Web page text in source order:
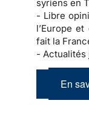
syriens en
- Libre
l’Europe
fait la
- Actualités
En